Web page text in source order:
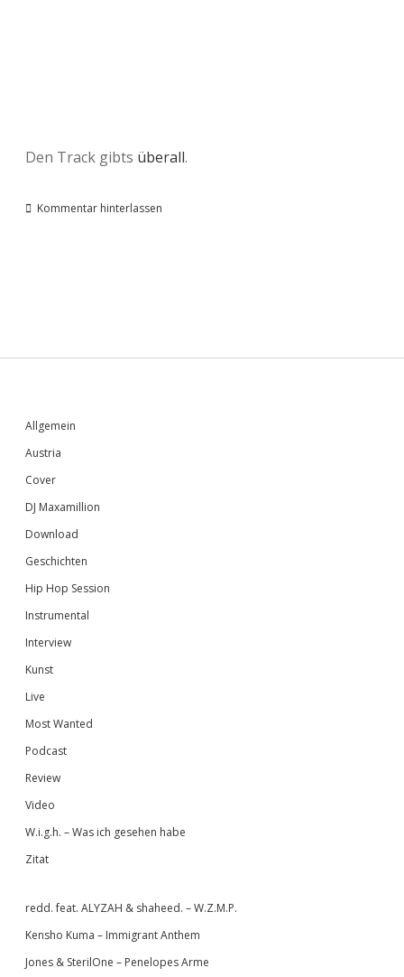
Den Track gibts überall.
Kommentar hinterlassen
Sidebar
Allgemein
Austria
Cover
DJ Maxamillion
Download
Geschichten
Hip Hop Session
Instrumental
Interview
Kunst
Live
Most Wanted
Podcast
Review
Video
W.i.g.h. – Was ich gesehen habe
Zitat
redd. feat. ALYZAH & shaheed. – W.Z.M.P.
Kensho Kuma – Immigrant Anthem
Jones & SterilOne – Penelopes Arme